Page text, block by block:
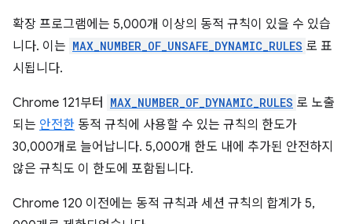
확장 프로그램에는 5,000개 이상의 동적 규칙이 있을 수 있습
니다. 이는 MAX_NUMBER_OF_UNSAFE_DYNAMIC_RULES 로 표
시됩니다.
Chrome 121부터 MAX_NUMBER_OF_DYNAMIC_RULES 로 노출
되는 안전한 동적 규칙에 사용할 수 있는 규칙의 한도가
30,000개로 늘어납니다. 5,000개 한도 내에 추가된 안전하지
않은 규칙도 이 한도에 포함됩니다.
Chrome 120 이전에는 동적 규칙과 세션 규칙의 합계가 5,